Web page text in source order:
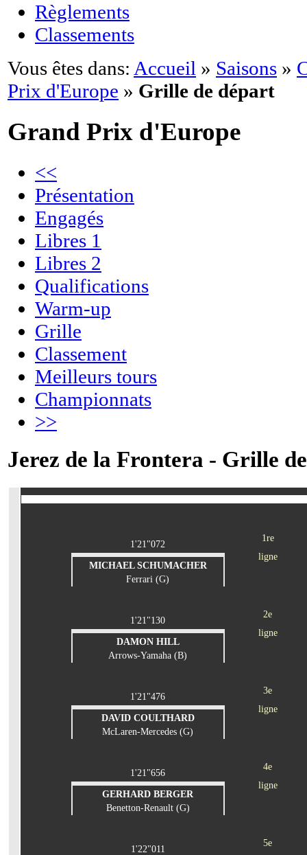
Règlements
Classements
Vous êtes dans: Accueil » Saisons »
Prix d'Europe » Grille de départ
Grand Prix d'Europe
<<
Présentation
Engagés
Libres 1
Libres 2
Qualifications
Warm-up
Grille
Classement
Meilleurs tours
Championnats
>>
Jerez de la Frontera - Grille
1re
ligne
1'21"072
MICHAEL SCHUMACHER
Ferrari (G)
2e
ligne
1'21"130
DAMON HILL
Arrows-Yamaha (B)
3e
ligne
1'21"476
DAVID COULTHARD
McLaren-Mercedes (G)
4e
ligne
1'21"656
GERHARD BERGER
Benetton-Renault (G)
5e
1'22"011